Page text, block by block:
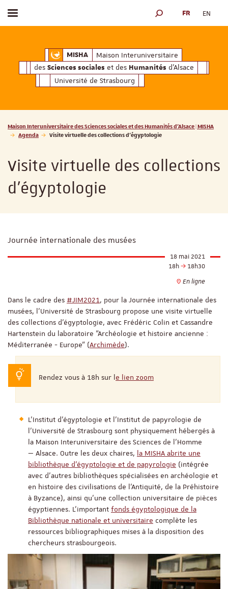
MISHAMaison Interuniversitaire des
Maison Interuniversitaire
des Sciences sociales et des Humanités d'Alsace
Université de Strasbourg
Afficher / masquer le menu MOTEUR DE
FR EN
Vous êtes ici :
Maison Interuniversitaire des Sciences sociales et des Humanités d'Alsace | MISHA
Agenda
Visite virtuelle des collections d'égyptologie
Visite virtuelle des collections
d'égyptologie
Journée internationale des musées
18 mai 2021
18h
18h30
En ligne
Dans le cadre des #JIM2021, pour la Journée internationale des
musées, l'Université de Strasbourg propose une visite virtuelle
des collections d'égyptologie, avec Frédéric Colin et Cassandre
Hartenstein du laboratoire "Archéologie et histoire ancienne :
Méditerranée - Europe" (Archimède).
Rendez vous à 18h sur le lien zoom
L’Institut d’égyptologie et l'Institut de papyrologie de
l’Université de Strasbourg sont physiquement hébergés à
la Maison Interuniversitaire des Sciences de l’Homme
— Alsace. Outre les deux chaires, la MISHA abrite une
bibliothèque d'égyptologie et de papyrologie (intégrée
avec d’autres bibliothèques spécialisées en archéologie et
en histoire des civilisations de l'Antiquité, de la Préhistoire
à Byzance), ainsi qu’une collection universitaire de pièces
égyptiennes. L'important fonds égyptologique de la
Bibliothèque nationale et universitaire complète les
ressources bibliographiques mises à la disposition des
chercheurs strasbourgeois.